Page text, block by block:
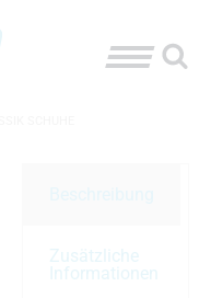
Zusätzliche
Informationen